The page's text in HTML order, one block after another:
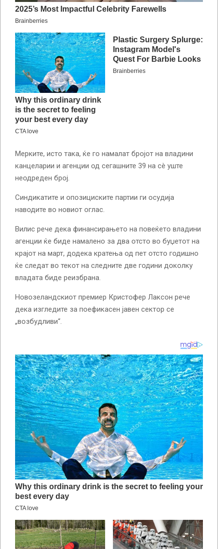
Мерките, исто така, ќе го намалат бројот на владини
канцеларии и агенции од сегашните 39 на сè уште
неодреден број.
Синдикатите и опозициските партии ги осудија
наводите во новиот оглас.
Вилис рече дека финансирањето на повеќето владини
агенции ќе биде намалено за два отсто во буџетот на
крајот на март, додека кратења од пет отсто годишно
ќе следат во текот на следните две години доколку
владата биде реизбрана.
Новозеландскиот премиер Кристофер Лаксон рече
дека изгледите за поефикасен јавен сектор се
„возбудливи“.